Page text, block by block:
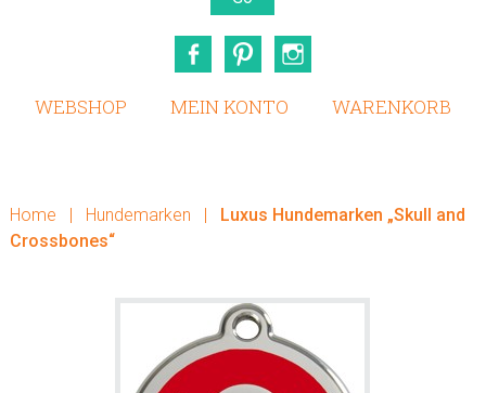
FacebookPinterest
WEBSHOP MEIN KONTO WARENKORB
Home | Hundemarken |
Luxus Hundemarken „Skull and
Crossbones“